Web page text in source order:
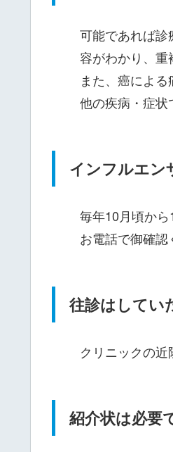
可能であれば
容がわかり、重
また、癌によ
他の疾病・症状
インフルエン
毎年10月頃から
お電話で御確認
往診はしてい
クリニックの近
紹介状は必要